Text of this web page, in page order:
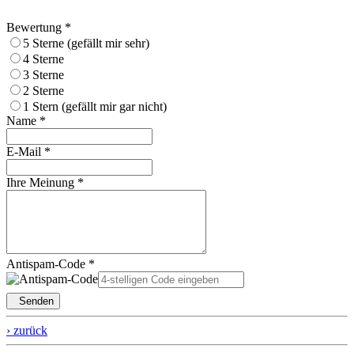
Bewertung *
5 Sterne (gefällt mir sehr)
4 Sterne
3 Sterne
2 Sterne
1 Stern (gefällt mir gar nicht)
Name *
E-Mail *
Ihre Meinung *
Antispam-Code *
Senden
› zurück